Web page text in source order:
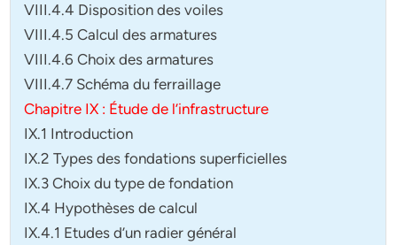
VIII.4.4 Disposition des voiles
VIII.4.5 Calcul des armatures
VIII.4.6 Choix des armatures
VIII.4.7 Schéma du ferraillage
Chapitre IX : Étude de l’infrastructure
IX.1 Introduction
IX.2 Types des fondations superficielles
IX.3 Choix du type de fondation
IX.4 Hypothèses de calcul
IX.4.1 Etudes d’un radier général